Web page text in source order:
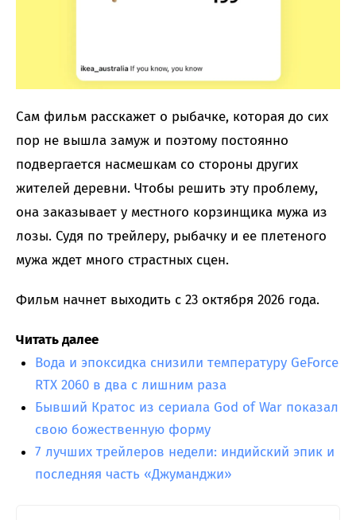
Сам фильм расскажет о рыбачке, которая до сих
пор не вышла замуж и поэтому постоянно
подвергается насмешкам со стороны других
жителей деревни. Чтобы решить эту проблему,
она заказывает у местного корзинщика мужа из
лозы. Судя по трейлеру, рыбачку и ее плетеного
мужа ждет много страстных сцен.
Фильм начнет выходить с 23 октября 2026 года.
Читать далее
Вода и эпоксидка снизили температуру GeForce
RTX 2060 в два с лишним раза
Бывший Кратос из сериала God of War показал
свою божественную форму
7 лучших трейлеров недели: индийский эпик и
последняя часть «Джуманджи»